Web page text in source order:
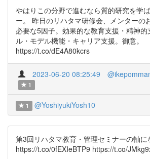
やはりこの分野で進むなら質的研究を学
ー。 昨日のリハタマ研修会、メンターの
必要な5因子。効果的な教育支援・精神的
ル・モデル機能・キャリア支援。御意。
https://t.co/dE4A80kcrs
2023-06-20 08:25:49
1
1 @YoshiyukiYosh10
第3回リハタマ教育・管理セミナーの軸に
https://t.co/0fEXIeBTP9 https://t.co/